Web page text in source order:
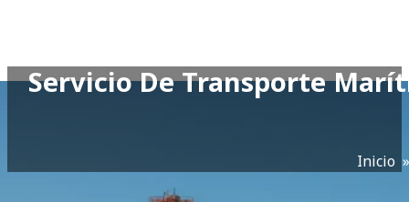
Servicio De Transporte
Inicio